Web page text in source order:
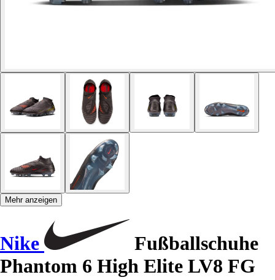
Mehr anzeigen
Nike
Fußballschuhe
Phantom 6 High Elite LV8 FG